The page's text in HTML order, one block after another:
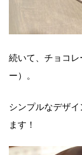
続いて、チョコ
ー）。
シンプルなデザ
ます！